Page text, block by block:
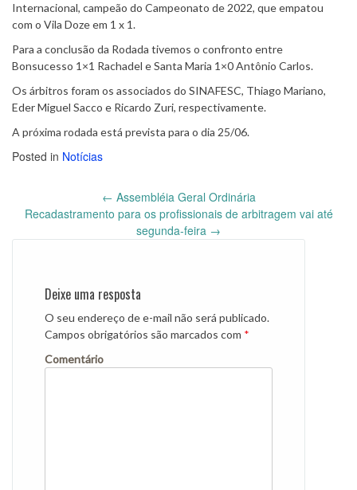
Internacional, campeão do Campeonato de 2022, que empatou
com o Vila Doze em 1 x 1.
Para a conclusão da Rodada tivemos o confronto entre
Bonsucesso 1×1 Rachadel e Santa Maria 1×0 Antônio Carlos.
Os árbitros foram os associados do SINAFESC, Thiago Mariano,
Eder Miguel Sacco e Ricardo Zuri, respectivamente.
A próxima rodada está prevista para o dia 25/06.
Posted in Notícias
Post
← Assembléia Geral Ordinária
Recadastramento para os profissionais de arbitragem vai até
segunda-feira →
Deixe uma resposta
O seu endereço de e-mail não será publicado.
Campos obrigatórios são marcados com *
Comentário